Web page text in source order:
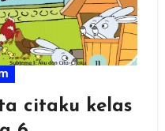
citaku kelas